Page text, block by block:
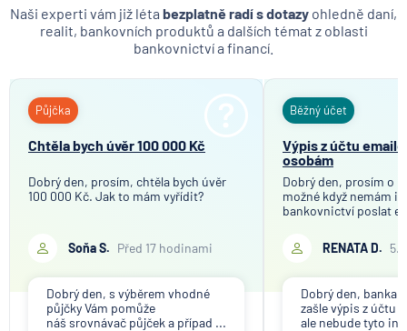
Naši experti vám již léta bezplatně radí s dotazy ohledně daní,
realit, bankovních produktů a dalších témat z oblasti
bankovnictví a financí.
Půjčka
Chtěla bych úvěr 100 000 Kč
Dobrý den, prosím, chtěla bych úvěr
100 000 Kč. Jak to mám vyřídit?
Soňa S. Před 17 hodinami
Dobrý den, s výběrem vhodné
půjčky Vám pomůže
náš srovnávač půjček a případ ...
Běžný účet
Výpis z účtu
osobám
Dobrý den, prosím o
možné když nemám
bankovnictví poslat
RENATA D.
Dobrý den, banka
zašle výpis z účtu
ale nebude tyto